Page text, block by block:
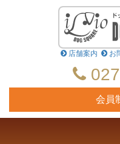
店舗案内 お
会員